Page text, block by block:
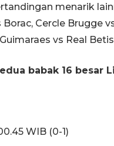
menarik
Borac, Cercle Brugge
vs Real
babak 16 besar
WIB (0-1)